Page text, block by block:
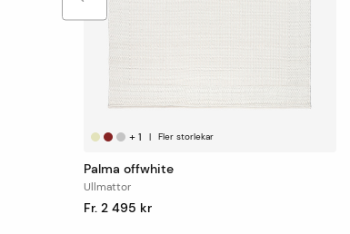
+1 | Fler storlekar
Palma offwhite
Ullmattor
Fr. 2 495 kr